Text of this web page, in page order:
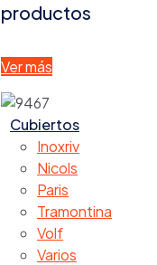
productos
Ver más
Cubiertos
Inoxriv
Nicols
Paris
Tramontina
Volf
Varios